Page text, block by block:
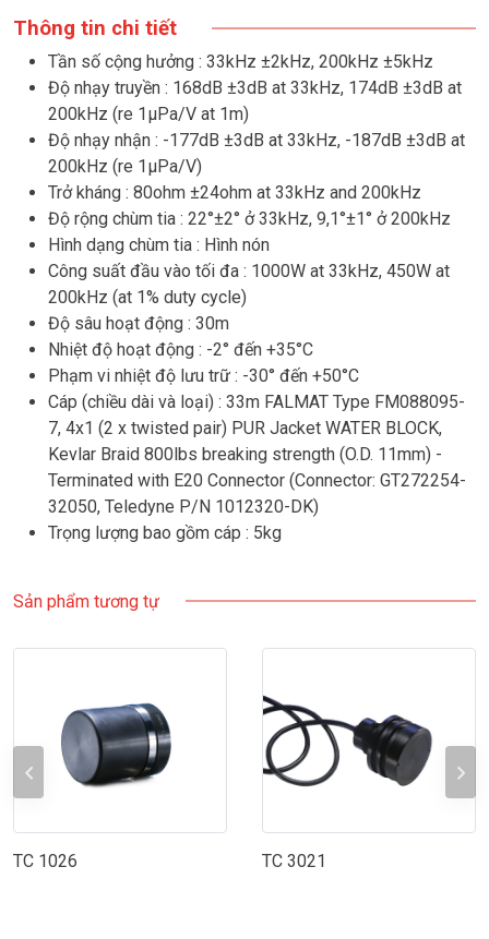
Thông tin chi tiết
Tần số cộng hưởng : 33kHz ±2kHz, 200kHz ±5kHz
Độ nhạy truyền : 168dB ±3dB at 33kHz, 174dB ±3dB at
200kHz (re 1µPa/V at 1m)
Độ nhạy nhận : -177dB ±3dB at 33kHz, -187dB ±3dB at
200kHz (re 1µPa/V)
Trở kháng : 80ohm ±24ohm at 33kHz and 200kHz
Độ rộng chùm tia : 22°±2° ở 33kHz, 9,1°±1° ở 200kHz
Hình dạng chùm tia : Hình nón
Công suất đầu vào tối đa : 1000W at 33kHz, 450W at
200kHz (at 1% duty cycle)
Độ sâu hoạt động : 30m
Nhiệt độ hoạt động : -2° đến +35°C
Phạm vi nhiệt độ lưu trữ : -30° đến +50°C
Cáp (chiều dài và loại) : 33m FALMAT Type FM088095-
7, 4x1 (2 x twisted pair) PUR Jacket WATER BLOCK,
Kevlar Braid 800lbs breaking strength (O.D. 11mm) -
Terminated with E20 Connector (Connector: GT272254-
32050, Teledyne P/N 1012320-DK)
Trọng lượng bao gồm cáp : 5kg
Sản phẩm tương tự
TC 1026 TC 3021